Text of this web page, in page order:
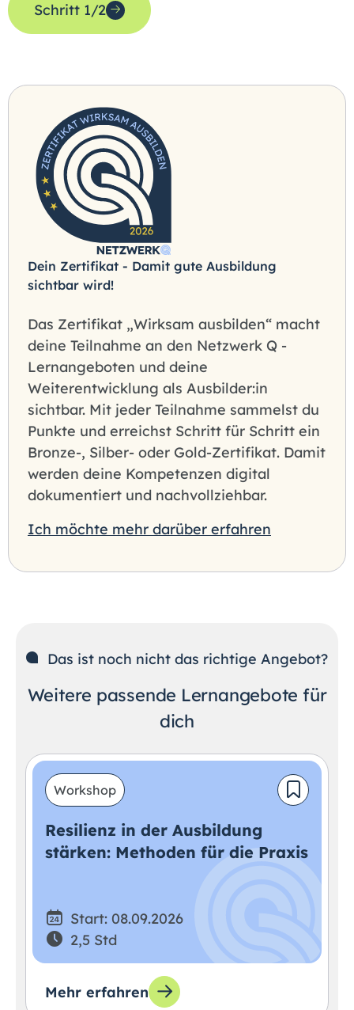
Schritt 1/2
Dein Zertifikat - Damit gute Ausbildung
sichtbar wird!
Das Zertifikat „Wirksam ausbilden“ macht
deine Teilnahme an den Netzwerk Q -
Lernangeboten und deine
Weiterentwicklung als Ausbilder:in
sichtbar. Mit jeder Teilnahme sammelst du
Punkte und erreichst Schritt für Schritt ein
Bronze-, Silber- oder Gold-Zertifikat. Damit
werden deine Kompetenzen digital
dokumentiert und nachvollziehbar.
Ich möchte mehr darüber erfahren
Das ist noch nicht das richtige Angebot?
Weitere passende Lernangebote für
dich
Workshop
Resilienz in der Ausbildung
stärken: Methoden für die Praxis
Start: 08.09.2026
2,5 Std
Mehr erfahren